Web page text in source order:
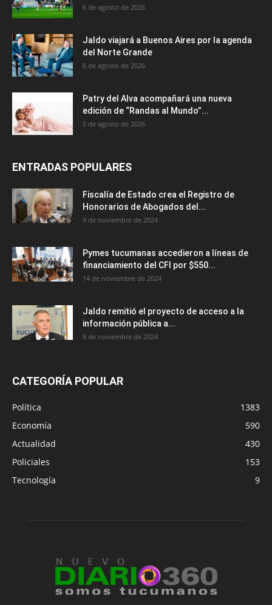
6 de agosto de 2026
Jaldo viajará a Buenos Aires por la agenda
del Norte Grande
6 de agosto de 2026
Patry del Alva acompañará una nueva
edición de “Randas al Mundo”...
5 de agosto de 2026
ENTRADAS POPULARES
Fiscalía de Estado crea el Registro de
Honorarios de Abogados del...
9 de noviembre de 2024
Pymes tucumanas accedieron a líneas de
financiamiento del CFI por $550...
14 de noviembre de 2024
Jaldo remitió el proyecto de acceso a la
información pública a...
8 de noviembre de 2024
CATEGORÍA POPULAR
Política
1383
Economía
590
Actualidad
430
Policiales
153
Tecnología
9